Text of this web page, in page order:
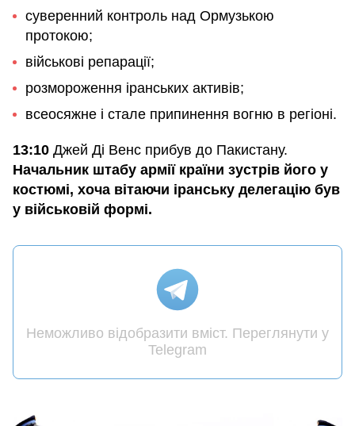
суверенний контроль над Ормузькою
протокою;
військові репарації;
розмороження іранських активів;
всеосяжне і стале припинення вогню в регіоні.
13:10 Джей Ді Венс прибув до Пакистану.
Начальник штабу армії країни зустрів його у
костюмі, хоча вітаючи іранську делегацію був
у військовій формі.
Неможливо відобразити вміст. Переглянути у
Telegram